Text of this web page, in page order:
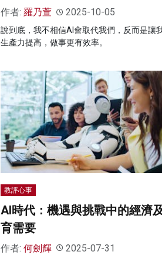
作者: 羅乃萱 2025-10-05
說到底，我不相信AI會取代我們，反而是讓
生產力提高，做事更有效率。
教評心事
AI時代：機遇與挑戰中的經濟
育需要
作者: 何劍輝 2025-07-31